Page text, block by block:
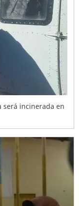
será incinerada en